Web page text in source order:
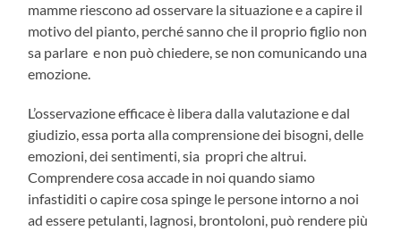
mamme riescono ad osservare la situazione e a capire il
motivo del pianto, perché sanno che il proprio figlio non
sa parlare e non può chiedere, se non comunicando una
emozione.
L’osservazione efficace è libera dalla valutazione e dal
giudizio, essa porta alla comprensione dei bisogni, delle
emozioni, dei sentimenti, sia propri che altrui.
Comprendere cosa accade in noi quando siamo
infastiditi o capire cosa spinge le persone intorno a noi
ad essere petulanti, lagnosi, brontoloni, può rendere più